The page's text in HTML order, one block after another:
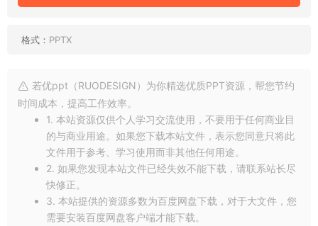
格式： PPTX
若优ppt（RUODESIGN）为你精选优质PPT资源，帮您节约
时间成本，提高工作效率。
1. 本站资源仅供个人学习交流使用，不要用于任何商业目
的与商业用途。如果您下载本站文件，表示您同意只将此
文件用于参考、学习使用而非其他任何用途。
2. 如果您发现本站文件已经失效不能下载，请联系站长尽
快修正。
3. 本站提供的资源多数为百度网盘下载，对于大文件，您
需要安装百度网盘客户端才能下载。